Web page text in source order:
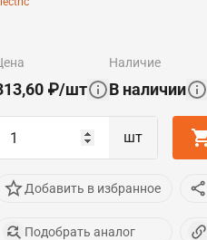
цена
₽/шт
наличие
В наличии
шт
Добавить в избранное
Подобрать аналог